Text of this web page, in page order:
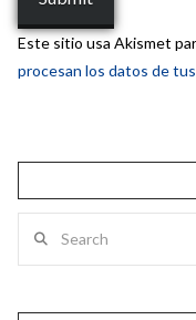
Este sitio usa Akismet
procesan los datos de